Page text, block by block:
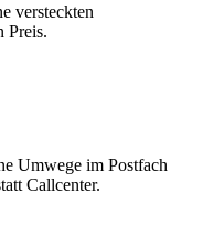
versteckten
Preis.
Umwege im Postfach
Callcenter.